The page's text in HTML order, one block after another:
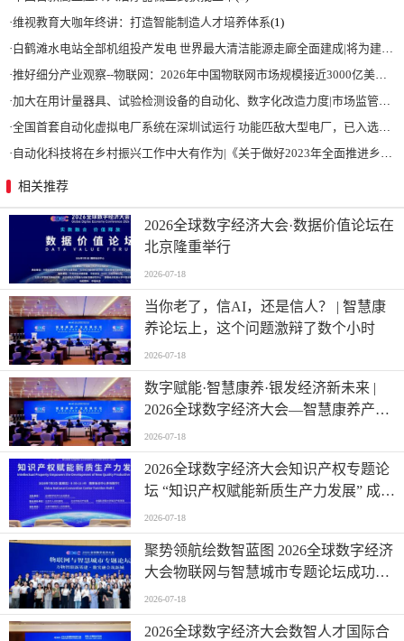
·维视教育大咖年终讲：打造智能制造人才培养体系(1)
·白鹤滩水电站全部机组投产发电 世界最大清洁能源走廊全面建成|将为建设新型能源体系、保障国家能源安全、实现“双碳”目标提供有力支撑
·推好细分产业观察--物联网：2026年中国物联网市场规模接近3000亿美元 智慧工厂、智慧城市、智慧电网等将占60%以上
·加大在用计量器具、试验检测设备的自动化、数字化改造力度|市场监管总局 工业和信息化部 关于促进企业计量能力提升的指导意见
·全国首套自动化虚拟电厂系统在深圳试运行 功能匹敌大型电厂，已入选国际典型案例
· 自动化科技将在乡村振兴工作中大有作为|《关于做好2023年全面推进乡村振兴重点工作的意见》发布
相关推荐
2026全球数字经济大会·数据价值论坛在
北京隆重举行
2026-07-18
当你老了，信AI，还是信人？ | 智慧康
养论坛上，这个问题激辩了数个小时
2026-07-18
数字赋能·智慧康养·银发经济新未来 |
2026全球数字经济大会—智慧康养产业
发展论坛在京举办
2026-07-18
2026全球数字经济大会知识产权专题论
坛 “知识产权赋能新质生产力发展” 成功
举办
2026-07-18
聚势领航绘数智蓝图 2026全球数字经济
大会物联网与智慧城市专题论坛成功举
办
2026-07-18
2026全球数字经济大会数智人才国际合